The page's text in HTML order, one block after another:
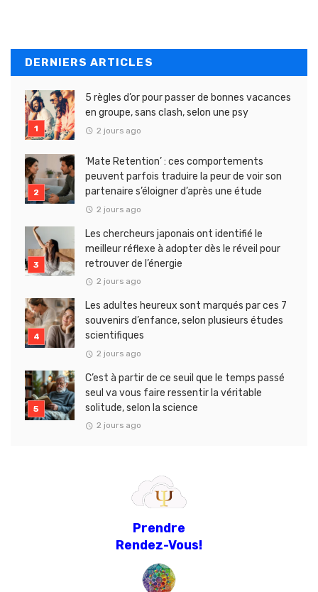
DERNIERS ARTICLES
5 règles d’or pour passer de bonnes vacances
en groupe, sans clash, selon une psy
2 jours ago
‘Mate Retention’ : ces comportements
peuvent parfois traduire la peur de voir son
partenaire s’éloigner d’après une étude
2 jours ago
Les chercheurs japonais ont identifié le
meilleur réflexe à adopter dès le réveil pour
retrouver de l’énergie
2 jours ago
Les adultes heureux sont marqués par ces 7
souvenirs d’enfance, selon plusieurs études
scientifiques
2 jours ago
C’est à partir de ce seuil que le temps passé
seul va vous faire ressentir la véritable
solitude, selon la science
2 jours ago
Prendre
Rendez-Vous!